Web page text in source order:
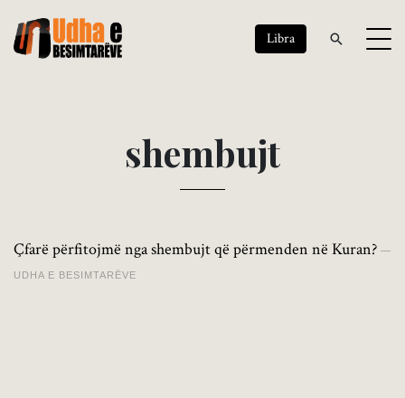
Libra
shembujt
Çfarë përfitojmë nga shembujt që përmenden në Kuran?
UDHA E BESIMTARËVE